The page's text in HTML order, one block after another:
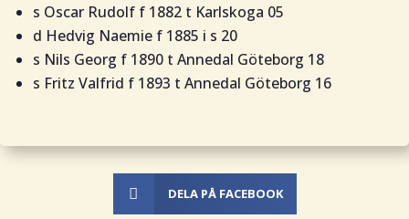
s Oscar Rudolf f 1882 t Karlskoga 05
d Hedvig Naemie f 1885 i s 20
s Nils Georg f 1890 t Annedal Göteborg 18
s Fritz Valfrid f 1893 t Annedal Göteborg 16
 DELA PÅ FACEBOOK